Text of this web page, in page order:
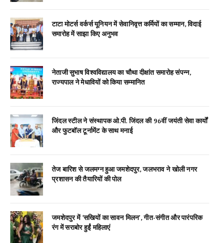
टाटा मोटर्स वर्कर्स यूनियन में सेवानिवृत्त कर्मियों का सम्मान, विदाई
समारोह में साझा किए अनुभव
नेताजी सुभाष विश्वविद्यालय का चौथा दीक्षांत समारोह संपन्न,
राज्यपाल ने मेधावियों को किया सम्मानित
जिंदल स्टील ने संस्थापक ओ.पी. जिंदल की 96वीं जयंती सेवा कार्यों
और फुटबॉल टूर्नामेंट के साथ मनाई
तेज बारिश से जलमग्न हुआ जमशेदपुर, जलभराव ने खोली नगर
प्रशासन की तैयारियों की पोल
जमशेदपुर में ‘सखियों का सावन मिलन’, गीत-संगीत और पारंपरिक
रंग में सराबोर हुईं महिलाएं